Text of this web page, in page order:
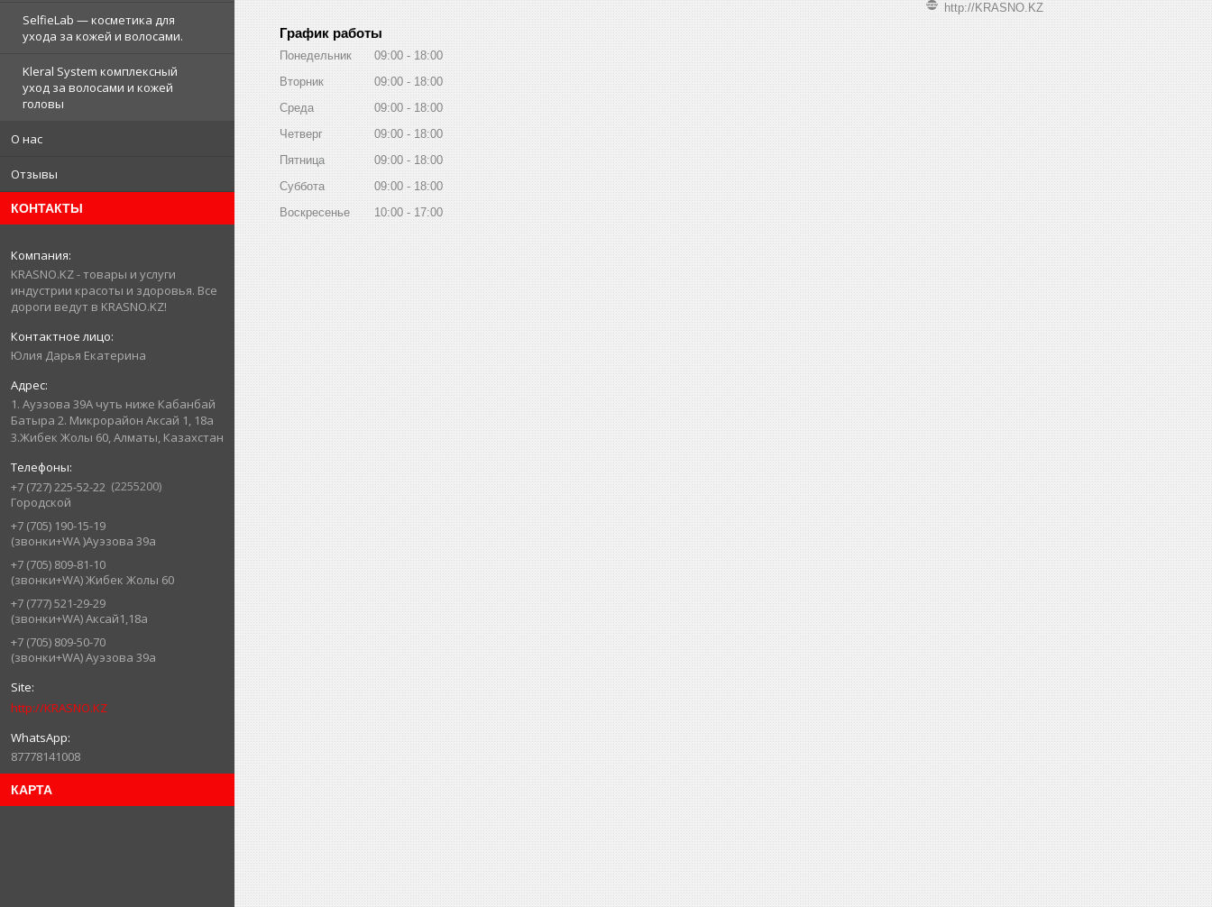
SelfieLab — косметика для
ухода за кожей и волосами.
Kleral System комплексный
уход за волосами и кожей
головы
О нас
Отзывы
КОНТАКТЫ
KRASNO.KZ - товары и услуги
индустрии красоты и здоровья. Все
дороги ведут в KRASNO.KZ!
Юлия Дарья Екатерина
1. Ауэзова 39А чуть ниже Кабанбай
Батыра ㅤㅤㅤㅤㅤㅤㅤㅤㅤㅤㅤㅤㅤㅤ2. ​Микрорайон Аксай 1, 18а
3.Жибек Жолы 60, Алматы, Казахстан
+7 (727) 225-52-22 2255200
Городской
+7 (705) 190-15-19
(звонки+WA )Ауэзова 39а
+7 (705) 809-81-10
(звонки+WA) Жибек Жолы 60
+7 (777) 521-29-29
(звонки+WA) Аксай1,18а
+7 (705) 809-50-70
(звонки+WA) Ауэзова 39а
http://KRASNO.KZ
87778141008
КАРТА
http://KRASNO.KZ
График работы
Понедельник 09:00
18:00
Вторник
09:00
18:00
Среда
09:00
18:00
Четверг
09:00
18:00
Пятница
09:00
18:00
Суббота
09:00
18:00
Воскресенье
10:00 17:00